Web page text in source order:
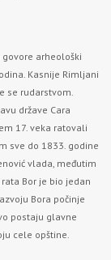
arheološki
Kasnije Rimljani
se rudarstvom.
države Cara
17. veka ratovali
sve do 1833. godine
vlada, međutim
Bor je bio jedan
Bora počinje
postaju glavne
cele opštine.